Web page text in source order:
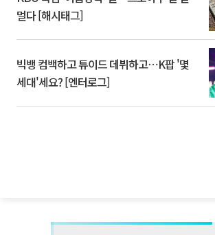
멀다 [해시태그]
빅뱅 컴백하고 튜이드 데뷔하고⋯K팝 '몇
세대'세요? [엔터로그]